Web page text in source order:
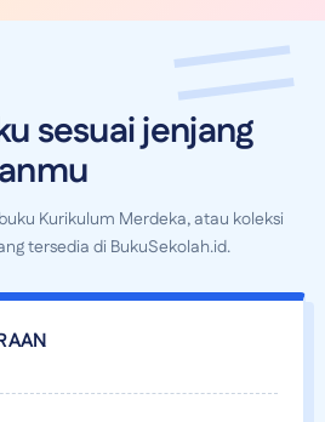
sesuai jenjang
Kurikulum Merdeka, atau koleksi
tersedia di BukuSekolah.id.